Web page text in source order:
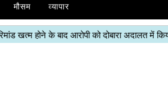
मौसम व्यापार